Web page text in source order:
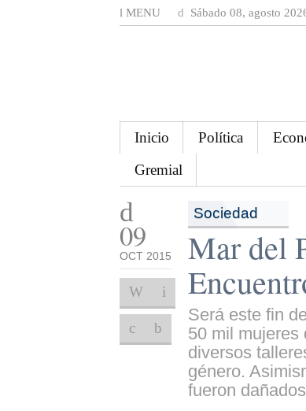
MENU Sábado 08, agosto
Inicio Política
Gremial
09
OCT 2015
Sociedad
Mar del
Será este fin
50 mil mujeres
diversos
género.
fueron